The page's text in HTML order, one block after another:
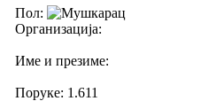
Пол:
Организација:
Име и презиме:
Поруке: 1.611